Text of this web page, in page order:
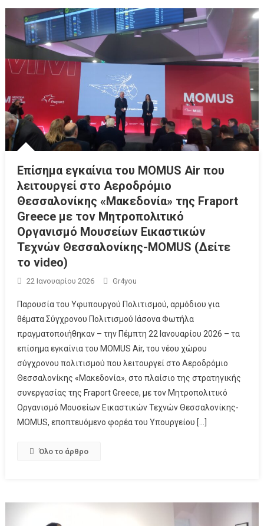
Επίσημα εγκαίνια του MOMUS Air που
λειτουργεί στο Αεροδρόμιο
Θεσσαλονίκης «Μακεδονία» της Fraport
Greece με τον Μητροπολιτικό
Οργανισμό Μουσείων Εικαστικών
Τεχνών Θεσσαλονίκης-MOMUS (Δείτε
το video)
22 Ιανουαρίου 2026 Gr4you
Παρουσία του Υφυπουργού Πολιτισμού, αρμόδιου για
θέματα Σύγχρονου Πολιτισμού Ιάσονα Φωτήλα
πραγματοποιήθηκαν – την Πέμπτη 22 Ιανουαρίου 2026 – τα
επίσημα εγκαίνια του MOMUS Air, του νέου χώρου
σύγχρονου πολιτισμού που λειτουργεί στο Αεροδρόμιο
Θεσσαλονίκης «Μακεδονία», στο πλαίσιο της στρατηγικής
συνεργασίας της Fraport Greece, με τον Μητροπολιτικό
Οργανισμό Μουσείων Εικαστικών Τεχνών Θεσσαλονίκης-
MOMUS, εποπτευόμενο φορέα του Υπουργείου […]
Όλο το άρθρο